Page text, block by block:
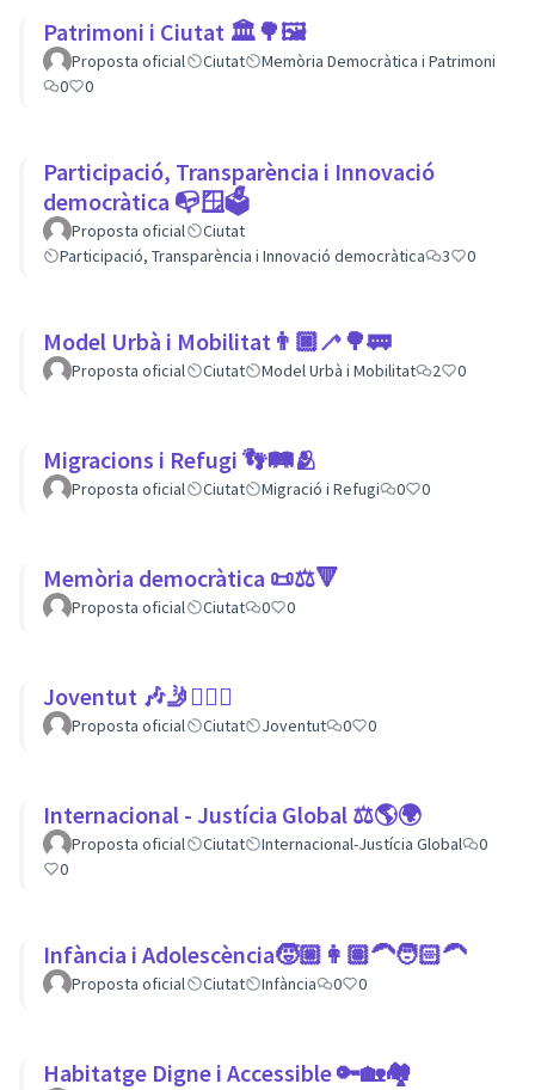
Patrimoni i Ciutat 🏛🌳🖼
Proposta oficial Ciutat
Memòria Democràtica i Patrimoni
0
0
Participació, Transparència i Innovació
democràtica 📭🪟🗳
Proposta oficial
Ciutat
Participació, Transparència i Innovació democràtica
3 0
Model Urbà i Mobilitat👨🏿‍🦯🌳🚃
Proposta oficial Ciutat Model Urbà i Mobilitat 2 0
Migracions i Refugi 👣🛤🫂
Proposta oficial Ciutat Migració i Refugi 0 0
Memòria democràtica 📜⚖️🔻
Proposta oficial Ciutat 0 0
Joventut 🎶🤳🙇🏽‍♀
Proposta oficial Ciutat Joventut 0 0
Internacional - Justícia Global ⚖️🌎🌍
Proposta oficial Ciutat Internacional-Justícia Global
0
0
Infància i Adolescència🧒🏼👩🏽‍🦱🧑🏻‍🦱
Proposta oficial Ciutat Infància 0 0
Habitatge Digne i Accessible 🔑🏡🏘